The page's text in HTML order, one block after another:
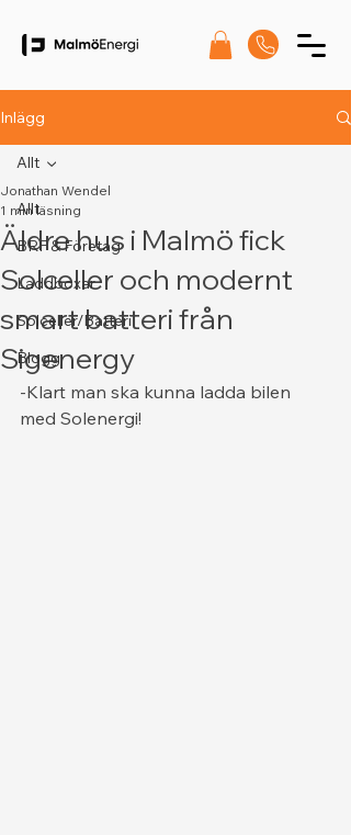
Inlägg
Allt
BRF & Företag
Laddboxar
Solceller/Batteri
Blogg
Allt
Äldre hus i Malmö fick
Solceller och modernt
smart batteri från
Sigenergy
Jonathan Wendel
1 min läsning
-Klart man ska kunna ladda bilen
med Solenergi!